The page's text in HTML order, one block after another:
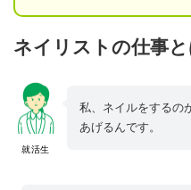
ネイリストの仕事と
就活生
私、ネイルをするの
あげるんです。